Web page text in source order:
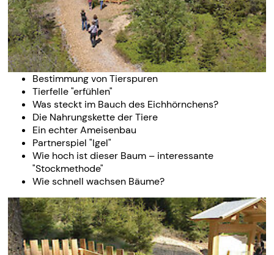
Bestimmung von Tierspuren
Tierfelle "erfühlen"
Was steckt im Bauch des Eichhörnchens?
Die Nahrungskette der Tiere
Ein echter Ameisenbau
Partnerspiel "Igel"
Wie hoch ist dieser Baum – interessante
"Stockmethode"
Wie schnell wachsen Bäume?